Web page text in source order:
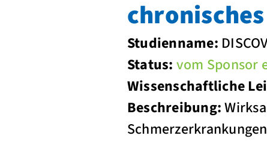
Studienname:
Status: vom Sponsor
Wissenschaftliche
Beschreibung:
Schmerzerkrankungen